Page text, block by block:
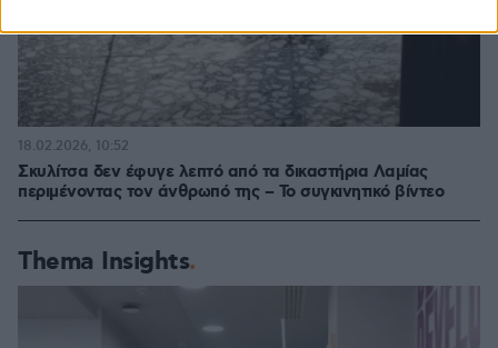
Σκυλίτσα δεν έφυγε λεπτό από τα δικαστήρια Λαμίας
περιμένοντας τον άνθρωπό της – Το συγκινητικό βίντεο
18.02.2026, 10:52
Thema Insights